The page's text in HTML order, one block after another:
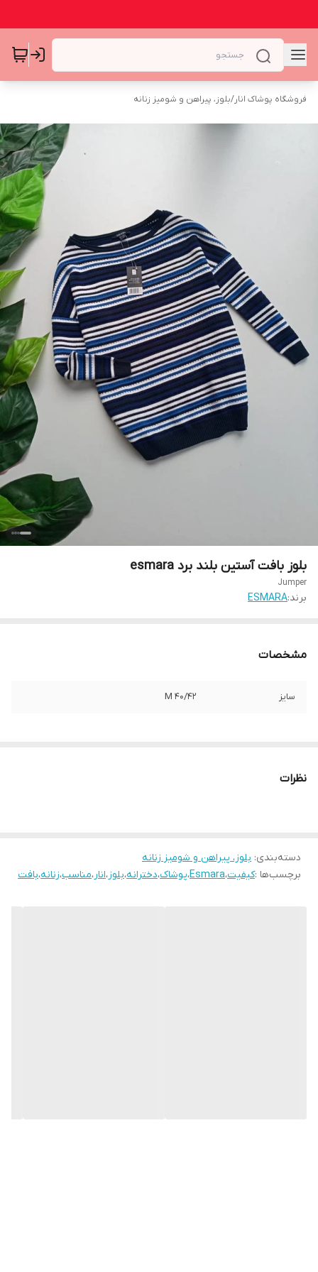
فروشگاه پوشاک انار/بلوز، پیراهن و شومیز زنانه
بلوز بافت آستین بلند برد esmara
Jumper
برند:ESMARA
مشخصات
سایز M 40/42
نظرات
دسته‌بندی: بلوز، پیراهن و شومیز زنانه
برچسب‌ها :کیفیت،Esmara،پوشاک،دخترانه،بلوز،انار،مناسب،زنانه،بافت